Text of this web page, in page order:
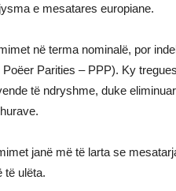
e mesatares europiane.
në terma nominalë, por
Parities – PPP). Ky
të ndryshme, duke
janë më të larta se
të ulëta.